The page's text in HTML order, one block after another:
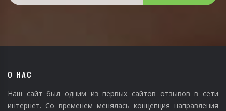
О НАС
Наш сайт был одним из первых сайтов отзывов в сети
интернет. Со временем менялась концепция направления